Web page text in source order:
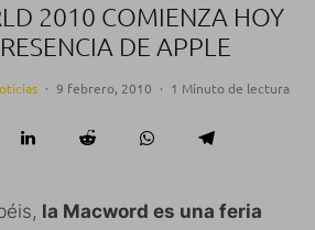
2010 COMIENZA HOY
DE APPLE
· 9 febrero, 2010 · 1 Minuto de lectura
la Macword es una feria